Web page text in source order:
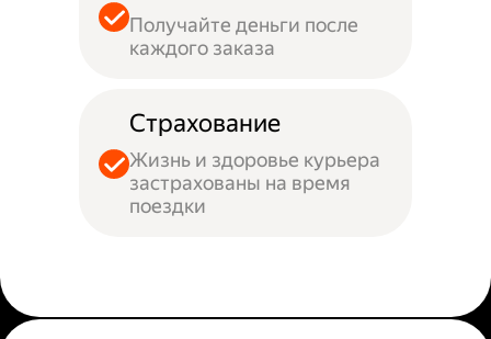
Получайте деньги после
каждого заказа
Страхование
Жизнь и здоровье курьера
застрахованы на время
поездки